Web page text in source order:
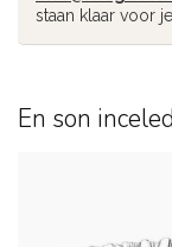
staan klaar voor
En son